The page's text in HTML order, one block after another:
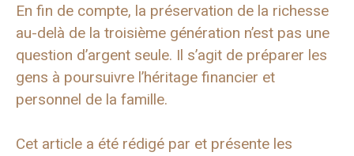
En fin de compte, la préservation de la richesse
au-delà de la troisième génération n’est pas une
question d’argent seule. Il s’agit de préparer les
gens à poursuivre l’héritage financier et
personnel de la famille.
Cet article a été rédigé par et présente les